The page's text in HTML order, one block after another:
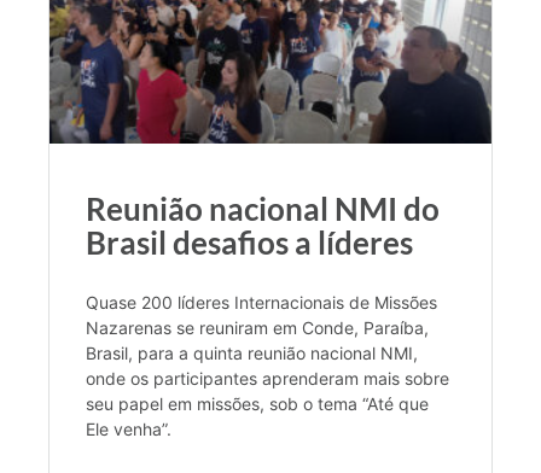
Reunião nacional NMI do
Brasil desafios a líderes
Quase 200 líderes Internacionais de Missões
Nazarenas se reuniram em Conde, Paraíba,
Brasil, para a quinta reunião nacional NMI,
onde os participantes aprenderam mais sobre
seu papel em missões, sob o tema “Até que
Ele venha”.